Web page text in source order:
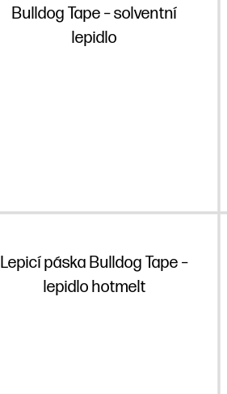
Bulldog Tape – solventní
lepidlo
Lepicí páska Bulldog Tape –
lepidlo hotmelt